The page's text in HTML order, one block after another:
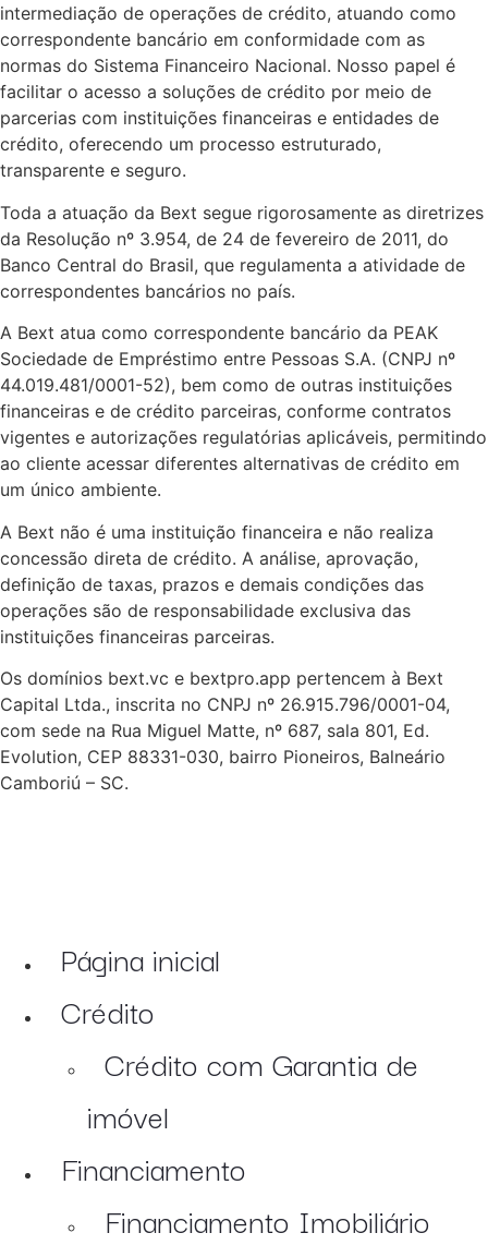
intermediação de operações de crédito, atuando como
correspondente bancário em conformidade com as
normas do Sistema Financeiro Nacional. Nosso papel é
facilitar o acesso a soluções de crédito por meio de
parcerias com instituições financeiras e entidades de
crédito, oferecendo um processo estruturado,
transparente e seguro.
Toda a atuação da Bext segue rigorosamente as diretrizes
da Resolução nº 3.954, de 24 de fevereiro de 2011, do
Banco Central do Brasil, que regulamenta a atividade de
correspondentes bancários no país.
A Bext atua como correspondente bancário da PEAK
Sociedade de Empréstimo entre Pessoas S.A. (CNPJ nº
44.019.481/0001-52), bem como de outras instituições
financeiras e de crédito parceiras, conforme contratos
vigentes e autorizações regulatórias aplicáveis, permitindo
ao cliente acessar diferentes alternativas de crédito em
um único ambiente.
A Bext não é uma instituição financeira e não realiza
concessão direta de crédito. A análise, aprovação,
definição de taxas, prazos e demais condições das
operações são de responsabilidade exclusiva das
instituições financeiras parceiras.
Os domínios bext.vc e bextpro.app pertencem à Bext
Capital Ltda., inscrita no CNPJ nº 26.915.796/0001-04,
com sede na Rua Miguel Matte, nº 687, sala 801, Ed.
Evolution, CEP 88331-030, bairro Pioneiros, Balneário
Camboriú – SC.
Página inicial
Crédito
Crédito com Garantia de
imóvel
Financiamento
Financiamento Imobiliário